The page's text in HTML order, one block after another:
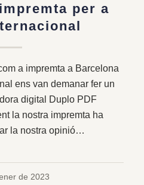
per a
a impremta a Barcelona
ens van demanar fer un
digital Duplo PDF
la nostra impremta ha
la nostra opinió…
de 2023